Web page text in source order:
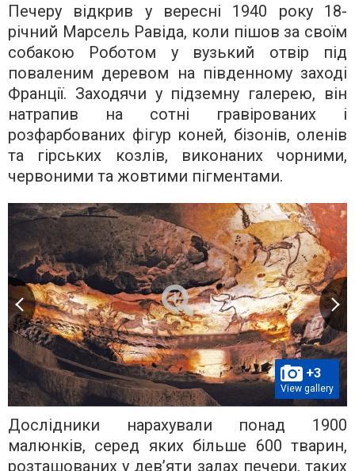
Печеру відкрив у вересні 1940 року 18-
річний Марсель Равіда, коли пішов за своїм
собакою Роботом у вузький отвір під
поваленим деревом на південному заході
Франції. Заходячи у підземну галерею, він
натрапив на сотні гравірованих і
розфарбованих фігур коней, бізонів, оленів
та гірських козлів, виконаних чорними,
червоними та жовтими пігментами.
+3
View gallery
Дослідники нарахували понад 1900
малюнків, серед яких більше 600 тварин,
розташованих у дев’яти залах печери, таких